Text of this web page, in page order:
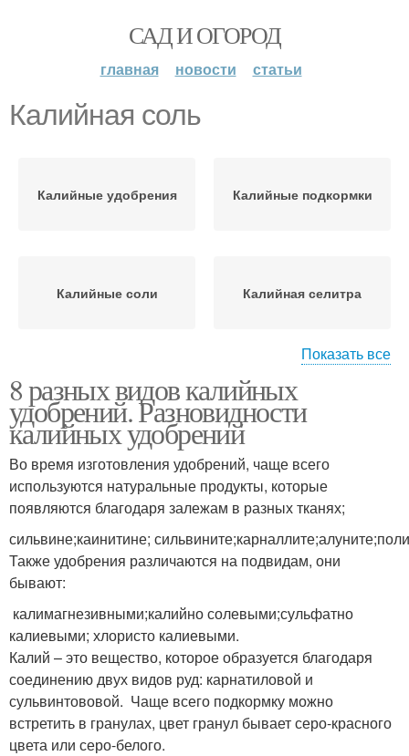
САД И ОГОРОД
главная новости статьи
Калийная соль
Калийные удобрения Калийные подкормки
Калийные соли Калийная селитра
Калийное удобрение
Показать все
8 разных видов калийных
удобрений. Разновидности
калийных удобрений
Во время изготовления удобрений, чаще всего
используются натуральные продукты, которые
появляются благодаря залежам в разных тканях;
сильвине;каинитине;
Также удобрения различаются на подвидам, они
бывают:
калимагнезивными;калийно солевыми;сульфатно
калиевыми; хлористо калиевыми.
Калий – это вещество, которое образуется благодаря
соединению двух видов руд: карнатиловой и
сульвинтововой. Чаще всего подкормку можно
встретить в гранулах, цвет гранул бывает серо-красного
цвета или серо-белого.